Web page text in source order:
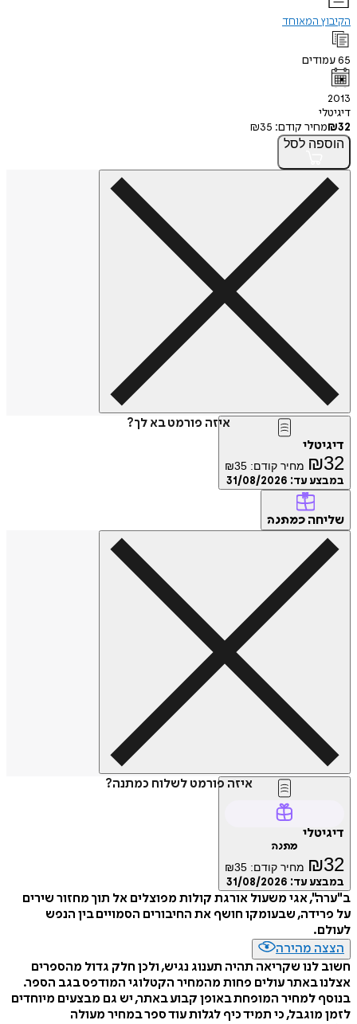
הקיבוץ המאוחד
65עמודים
2013
דיגיטלי
₪32 מחיר קודם: ₪35
הוספה לסל
איזה פורמט בא לך?
דיגיטלי
₪32 מחיר קודם: ₪35
במבצע עד: 31/08/2026
שליחה כמתנה
איזה פורמט לשלוח כמתנה?
דיגיטלי
מתנה
₪32 מחיר קודם: ₪35
במבצע עד: 31/08/2026
ב"ערה", אגי משעול אורגת קולות מפוצלים אל תוך מחזור שירים
על פרידה, שבעומקו חושף את החיבורים הסמויים בין הנפש
לעולם.
הצצה מהירה
חשוב לנו שקריאה תהיה תענוג נגיש, ולכן חלק גדול מהספרים
אצלנו באתר עולים פחות מהמחיר הקטלוגי המודפס בגב הספר.
בנוסף למחיר המופחת באופן קבוע באתר, יש גם מבצעים מיוחדים
לזמן מוגבל, כי תמיד כיף לגלות עוד ספר במחיר מעולה